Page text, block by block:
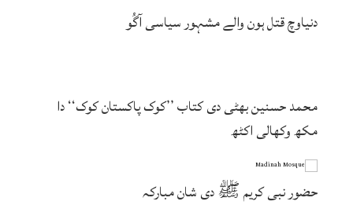
دنیاوچ قتل ہون والے مشہور سیاسی آگُو
محمد حسنین بھٹی دی کتاب ’’کوک پاکستان کوک‘‘ دا
مکھ وکھالی اکٹھ
حضور نبی کریم ﷺ دی شان مبارکہ